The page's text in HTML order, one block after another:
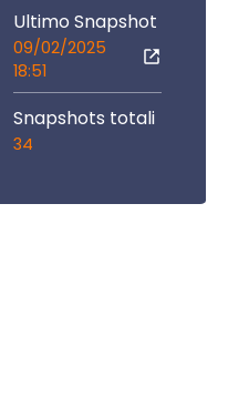
Ultimo Snapshot
09/02/2025
18:51
Snapshots totali
34